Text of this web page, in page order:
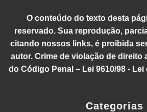
O conteúdo do texto desta
reservado. Sua reprodução,
citando nossos links, é proibida
autor. Crime de violação de direito
do Código Penal – Lei 9610/98 -
Categorias